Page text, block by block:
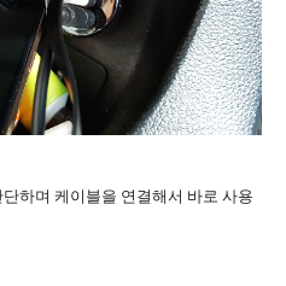
하며 케이블을 연결해서 바로 사용